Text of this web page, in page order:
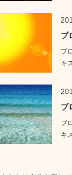
ブ
ブ
キ
ブ
ブ
キ